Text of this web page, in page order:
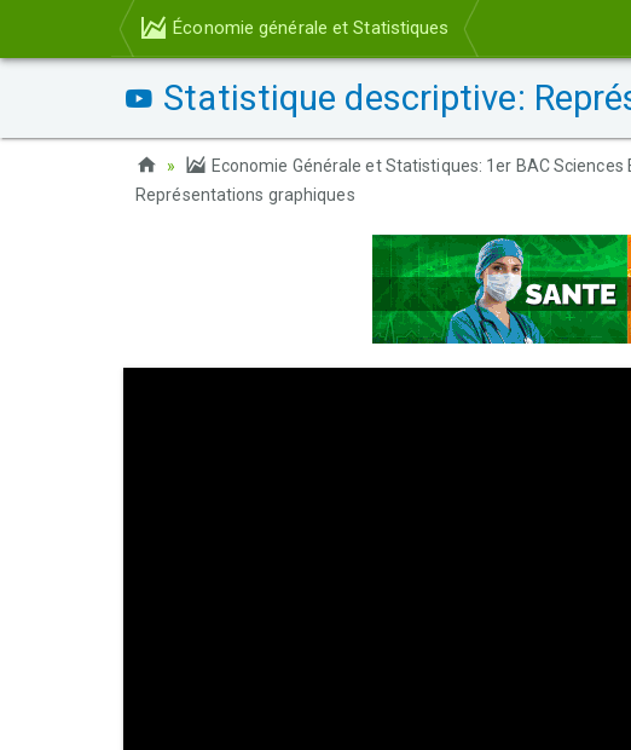
Économie générale et Statistiques
Statistique descriptive:
Economie Générale et Statistiques: 1er BAC Sciences
Représentations graphiques